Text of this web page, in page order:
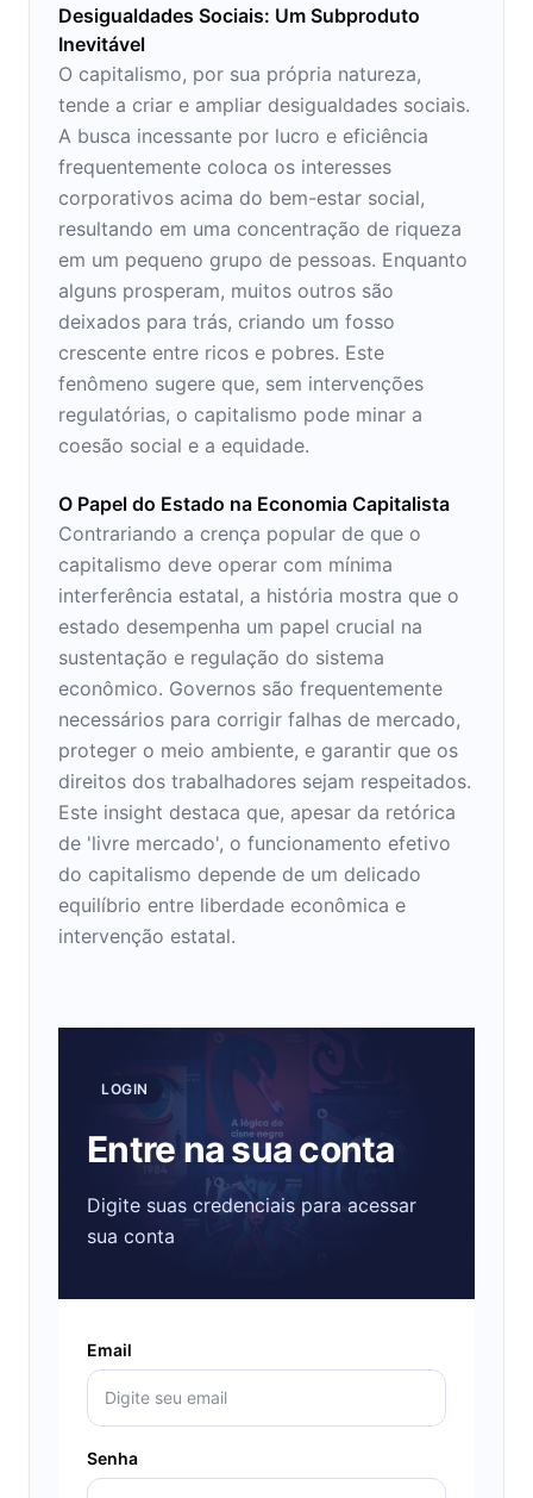
Desigualdades Sociais: Um Subproduto
Inevitável
O capitalismo, por sua própria natureza,
tende a criar e ampliar desigualdades sociais.
A busca incessante por lucro e eficiência
frequentemente coloca os interesses
corporativos acima do bem-estar social,
resultando em uma concentração de riqueza
em um pequeno grupo de pessoas. Enquanto
alguns prosperam, muitos outros são
deixados para trás, criando um fosso
crescente entre ricos e pobres. Este
fenômeno sugere que, sem intervenções
regulatórias, o capitalismo pode minar a
coesão social e a equidade.
O Papel do Estado na Economia Capitalista
Contrariando a crença popular de que o
capitalismo deve operar com mínima
interferência estatal, a história mostra que o
estado desempenha um papel crucial na
sustentação e regulação do sistema
econômico. Governos são frequentemente
necessários para corrigir falhas de mercado,
proteger o meio ambiente, e garantir que os
direitos dos trabalhadores sejam respeitados.
Este insight destaca que, apesar da retórica
de 'livre mercado', o funcionamento efetivo
do capitalismo depende de um delicado
equilíbrio entre liberdade econômica e
intervenção estatal.
LOGIN
Entre na sua conta
Digite suas credenciais para acessar
sua conta
Email
Senha